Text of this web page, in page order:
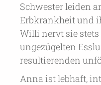
Schwester leiden
Erbkrankheit und
Willi nervt sie
ungezügelten
resultierenden
Anna ist lebhaft,